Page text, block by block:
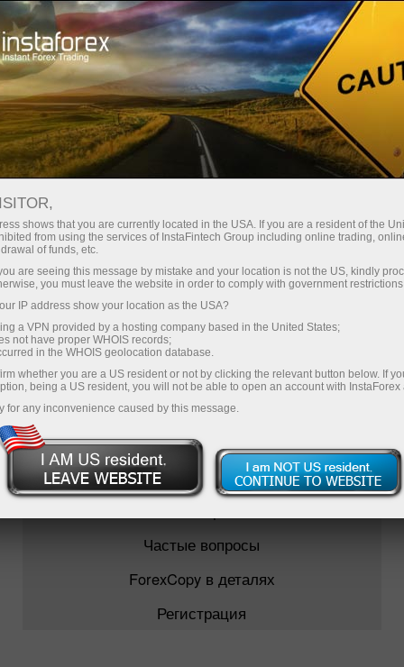
Инвесторлар учун ForexCopy тизими
Савдо ҳисоб-варағини очиш
Демо-ҳисоб-варағини очиш
О ForexCopy
ТОП-5 трейдеров
Частые вопросы
ForexCopy в деталях
Регистрация
shows that you are currently located in the USA. If you are a resident of the
from using the services of InstaFintech Group including online trading,
of funds, etc.
are seeing this message by mistake and your location is not the US, kindly
you must leave the website in order to comply with government
IP address show your location as the USA?
a VPN provided by a hosting company based in the United States;
not have proper WHOIS records;
in the WHOIS geolocation database.
whether you are a US resident or not by clicking the relevant button below. If
being a US resident, you will not be able to open an account with InstaForex
for any inconvenience caused by this message.